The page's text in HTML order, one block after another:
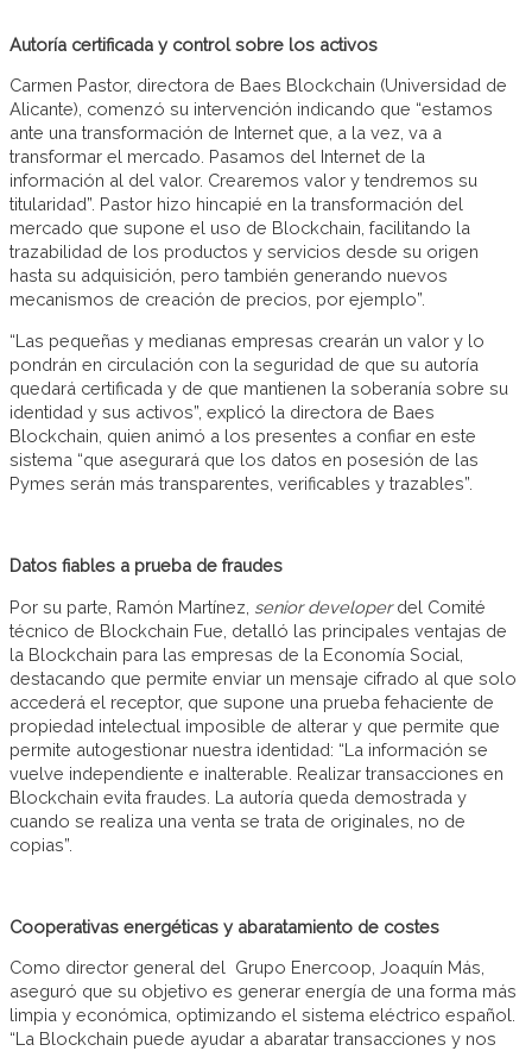
Autoría certificada y control sobre los activos
Carmen Pastor, directora de Baes Blockchain (Universidad de
Alicante), comenzó su intervención indicando que “estamos
ante una transformación de Internet que, a la vez, va a
transformar el mercado. Pasamos del Internet de la
información al del valor. Crearemos valor y tendremos su
titularidad”. Pastor hizo hincapié en la transformación del
mercado que supone el uso de Blockchain, facilitando la
trazabilidad de los productos y servicios desde su origen
hasta su adquisición, pero también generando nuevos
mecanismos de creación de precios, por ejemplo”.
“Las pequeñas y medianas empresas crearán un valor y lo
pondrán en circulación con la seguridad de que su autoría
quedará certificada y de que mantienen la soberanía sobre su
identidad y sus activos”, explicó la directora de Baes
Blockchain, quien animó a los presentes a confiar en este
sistema “que asegurará que los datos en posesión de las
Pymes serán más transparentes, verificables y trazables”.
Datos fiables a prueba de fraudes
Por su parte, Ramón Martínez, senior developerdel Comité
técnico de Blockchain Fue, detalló las principales ventajas de
la Blockchain para las empresas de la Economía Social,
destacando que permite enviar un mensaje cifrado al que solo
accederá el receptor, que supone una prueba fehaciente de
propiedad intelectual imposible de alterar y que permite que
permite autogestionar nuestra identidad: “La información se
vuelve independiente e inalterable. Realizar transacciones en
Blockchain evita fraudes. La autoría queda demostrada y
cuando se realiza una venta se trata de originales, no de
copias”.
Cooperativas energéticas y abaratamiento de costes
Como director general del Grupo Enercoop, Joaquín Más,
aseguró que su objetivo es generar energía de una forma más
limpia y económica, optimizando el sistema eléctrico español.
“La Blockchain puede ayudar a abaratar transacciones y nos